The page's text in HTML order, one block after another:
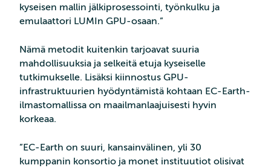
kyseisen mallin jälkiprosessointi, työnkulku ja
emulaattori LUMIn GPU-osaan.”
Nämä metodit kuitenkin tarjoavat suuria
mahdollisuuksia ja selkeitä etuja kyseiselle
tutkimukselle. Lisäksi kiinnostus GPU-
infrastruktuurien hyödyntämistä kohtaan EC-Earth-
ilmastomallissa on maailmanlaajuisesti hyvin
korkeaa.
”EC-Earth on suuri, kansainvälinen, yli 30
kumppanin konsortio ja monet instituutiot olisivat